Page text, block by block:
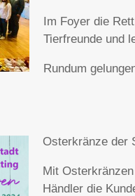
Im Foyer die
Tierfreunde und
Rundum
Osterkränze der
Mit
Händler die